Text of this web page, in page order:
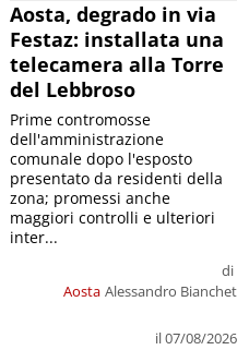
Aosta, degrado in via
Festaz: installata una
telecamera alla Torre
del Lebbroso
Aosta
di
Alessandro Bianchet
il 07/08/2026
Prime contromosse
dell'amministrazione
comunale dopo l'esposto
presentato da residenti della
zona; promessi anche
maggiori controlli e ulteriori
inter...